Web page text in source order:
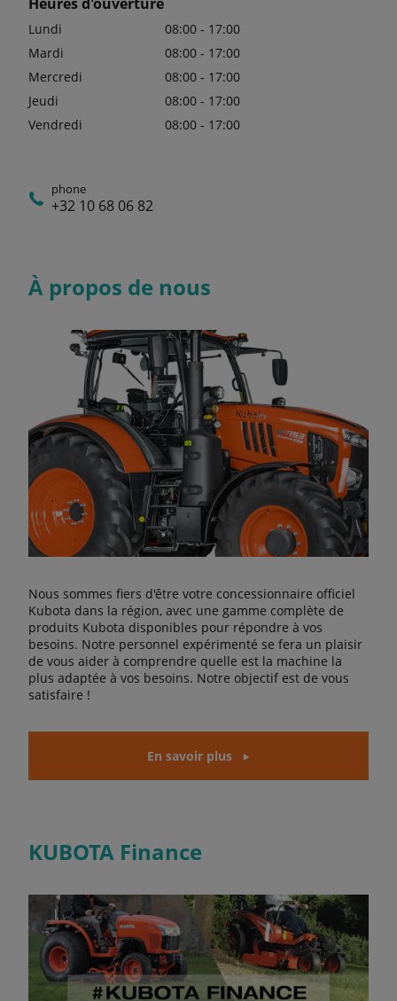
Lundi
08:00 - 17:00
Mardi
08:00 - 17:00
Mercredi
08:00 - 17:00
Jeudi
08:00 - 17:00
Vendredi
08:00 - 17:00
phone
+32 10 68 06 82
À propos de nous
Nous sommes fiers d'être votre concessionnaire officiel
Kubota dans la région, avec une gamme complète de
produits Kubota disponibles pour répondre à vos
besoins. Notre personnel expérimenté se fera un plaisir
de vous aider à comprendre quelle est la machine la
plus adaptée à vos besoins. Notre objectif est de vous
satisfaire !
En savoir plus
KUBOTA Finance